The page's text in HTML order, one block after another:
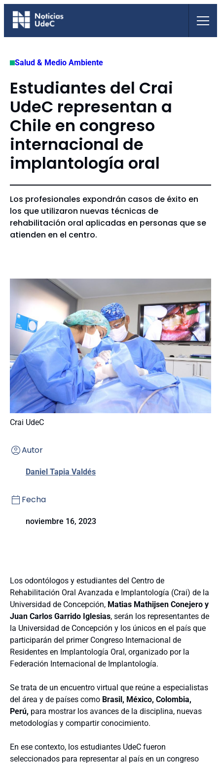
Saltar
Salud & Medio Ambiente
Estudiantes del Crai
UdeC representan a
Chile en congreso
internacional de
implantología oral
Los profesionales expondrán casos de éxito en
los que utilizaron nuevas técnicas de
rehabilitación oral aplicadas en personas que se
atienden en el centro.
Crai UdeC
Autor
Daniel Tapia Valdés
Fecha
noviembre 16, 2023
Los odontólogos y estudiantes del Centro de
Rehabilitación Oral Avanzada e Implantología (Crai) de la
Universidad de Concepción, Matias Mathijsen Conejero y
Juan Carlos Garrido Iglesias, serán los representantes de
la Universidad de Concepción y los únicos en el país que
participarán del primer Congreso Internacional de
Residentes en Implantología Oral, organizado por la
Federación Internacional de Implantología.
Se trata de un encuentro virtual que reúne a especialistas
del área y de países como Brasil, México, Colombia,
Perú, para mostrar los avances de la disciplina, nuevas
metodologías y compartir conocimiento.
En ese contexto, los estudiantes UdeC fueron
seleccionados para representar al país en un congreso